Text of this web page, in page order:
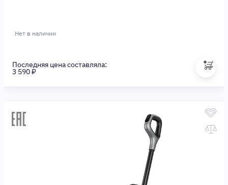
Нет в наличии
Последняя цена составляла:
3 590 ₽